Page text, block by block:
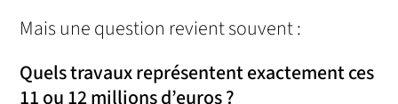
Mais une question revient souvent :
Quels travaux représentent exactement ces
11 ou 12 millions d’euros ?